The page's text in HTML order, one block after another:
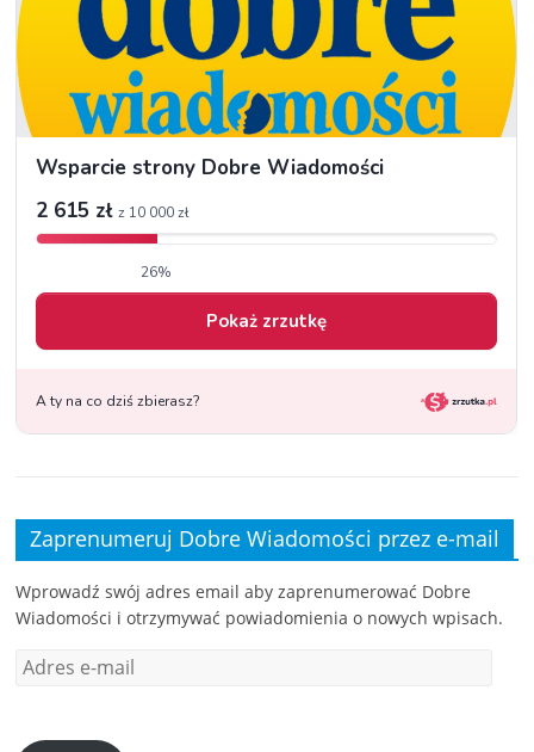
Zaprenumeruj Dobre Wiadomości przez e-mail
Wprowadź swój adres email aby zaprenumerować Dobre
Wiadomości i otrzymywać powiadomienia o nowych wpisach.